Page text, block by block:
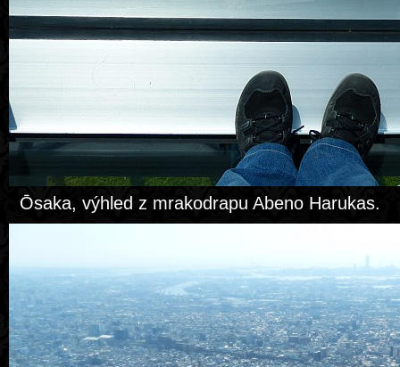
Ōsaka, výhled z mrakodrapu Abeno Harukas.